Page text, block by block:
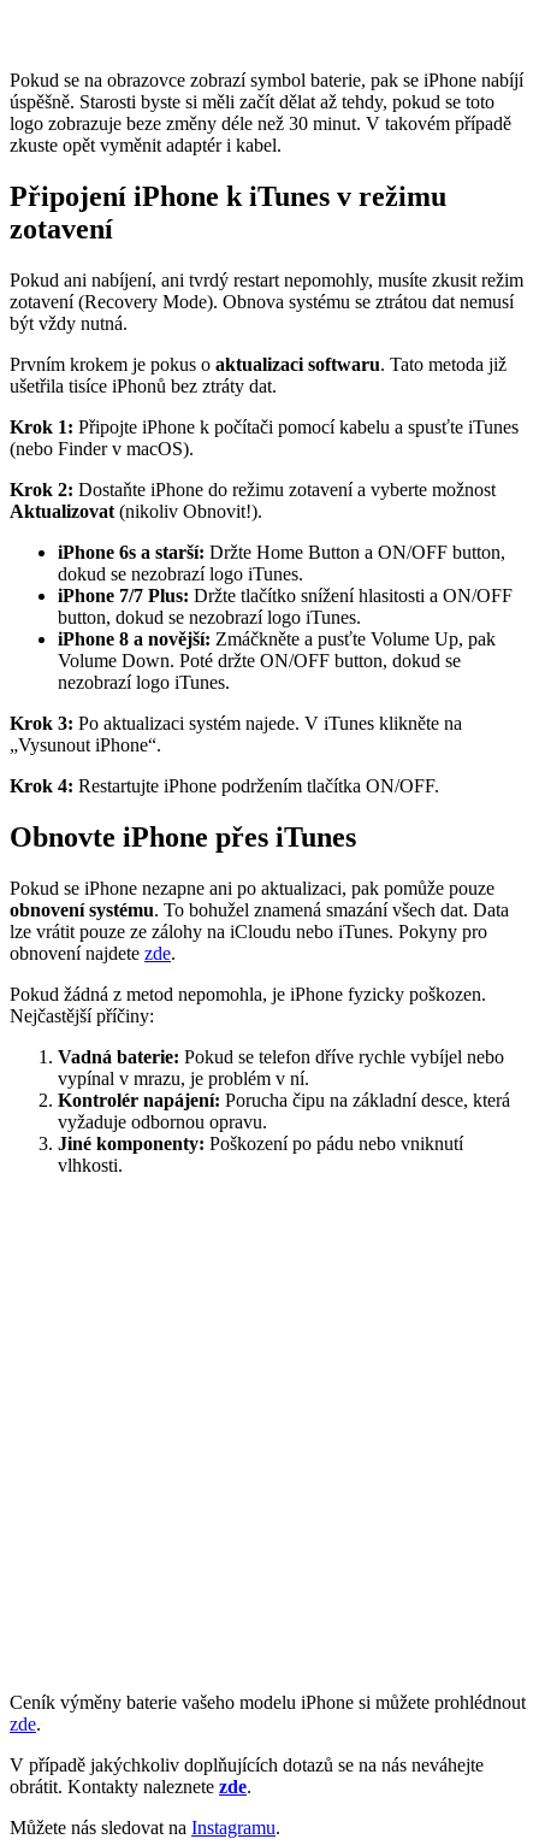
Pokud se na obrazovce zobrazí symbol baterie, pak se iPhone nabíjí
úspěšně. Starosti byste si měli začít dělat až tehdy, pokud se toto
logo zobrazuje beze změny déle než 30 minut. V takovém případě
zkuste opět vyměnit adaptér i kabel.
Připojení iPhone k iTunes v režimu
zotavení
Pokud ani nabíjení, ani tvrdý restart nepomohly, musíte zkusit režim
zotavení (Recovery Mode). Obnova systému se ztrátou dat nemusí
být vždy nutná.
Prvním krokem je pokus o aktualizaci softwaru. Tato metoda již
ušetřila tisíce iPhonů bez ztráty dat.
Krok 1: Připojte iPhone k počítači pomocí kabelu a spusťte iTunes
(nebo Finder v macOS).
Krok 2: Dostaňte iPhone do režimu zotavení a vyberte možnost
Aktualizovat (nikoliv Obnovit!).
iPhone 6s a starší: Držte Home Button a ON/OFF button,
dokud se nezobrazí logo iTunes.
iPhone 7/7 Plus: Držte tlačítko snížení hlasitosti a ON/OFF
button, dokud se nezobrazí logo iTunes.
iPhone 8 a novější: Zmáčkněte a pusťte Volume Up, pak
Volume Down. Poté držte ON/OFF button, dokud se
nezobrazí logo iTunes.
Krok 3: Po aktualizaci systém najede. V iTunes klikněte na
„Vysunout iPhone“.
Krok 4: Restartujte iPhone podržením tlačítka ON/OFF.
Obnovte iPhone přes iTunes
Pokud se iPhone nezapne ani po aktualizaci, pak pomůže pouze
obnovení systému. To bohužel znamená smazání všech dat. Data
lze vrátit pouze ze zálohy na iCloudu nebo iTunes. Pokyny pro
obnovení najdete zde.
Pokud žádná z metod nepomohla, je iPhone fyzicky poškozen.
Nejčastější příčiny:
Vadná baterie: Pokud se telefon dříve rychle vybíjel nebo
vypínal v mrazu, je problém v ní.
Kontrolér napájení: Porucha čipu na základní desce, která
vyžaduje odbornou opravu.
Jiné komponenty: Poškození po pádu nebo vniknutí
vlhkosti.
Ceník výměny baterie vašeho modelu iPhone si můžete prohlédnout
zde.
V případě jakýchkoliv doplňujících dotazů se na nás neváhejte
obrátit. Kontakty naleznete zde.
Můžete nás sledovat na Instagramu.